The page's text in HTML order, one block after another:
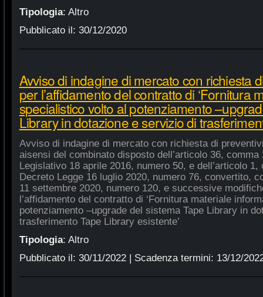
Tipologia: Altro
Pubblicato il: 30/12/2020
Avviso di indagine di mercato con richiesta
per l’affidamento del contratto di ‘Fornitura
specialistico volto al potenziamento
Library in dotazione e servizio di
Avviso di indagine di mercato con richiesta di
aisensi del combinato disposto dell’articolo 36,
Legislativo 18 aprile 2016, numero 50, e dell’articolo
Decreto Legge 16 luglio 2020, numero 76, convertito,
11 settembre 2020, numero 120, e successive
l’affidamento del contratto di ‘Fornitura materiale
potenziamento –upgrade del sistema Tape Library in
trasferimento Tape Library esistente’
Tipologia: Altro
Pubblicato il: 30/11/2022| Scadenza termini: 13/12/